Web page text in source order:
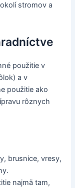
stromov a
použitie v
a v
použitie ako
rôznych
brusnice, vresy,
najmä tam,